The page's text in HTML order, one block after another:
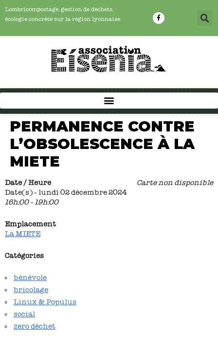
Lombricompostage, gestion de déchets,
écologie concrête sur la région lyonnaise
PERMANENCE CONTRE
L’OBSOLESCENCE À LA
MIETE
Carte non disponible
Date / Heure
Date(s) - lundi 02 décembre 2024
16h:00 - 19h:00
Emplacement
La MIETE
Catégories
bénévole
bricolage
Linux & Populus
social
zero déchet